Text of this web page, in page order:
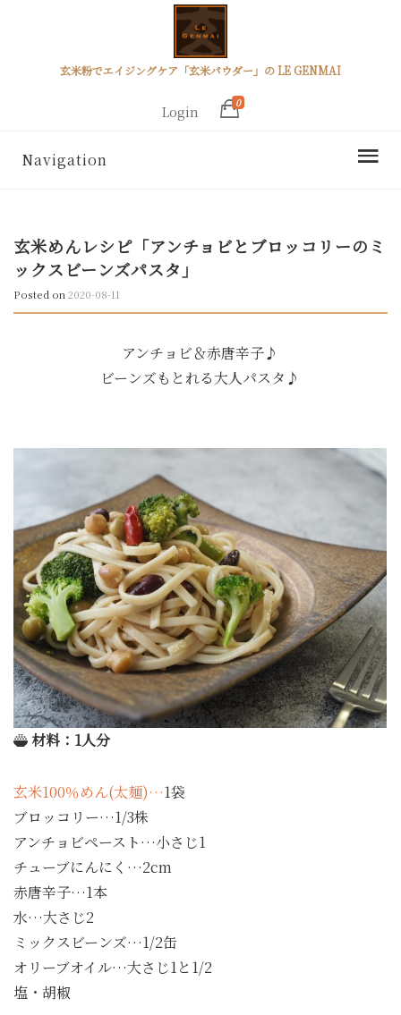
玄米粉でエイジングケア「玄米パウダー」の LE GENMAI
Login
0
Navigation
玄米めんレシピ「アンチョビとブロッコリーのミ
ックスビーンズパスタ」
Posted on2020-08-11
アンチョビ＆赤唐辛子♪
ビーンズもとれる大人パスタ♪
材料：1人分
玄米100％めん(太麺)…1袋
ブロッコリー…1/3株
アンチョビペースト…小さじ1
チューブにんにく…2cm
赤唐辛子…1本
水…大さじ2
ミックスビーンズ…1/2缶
オリーブオイル…大さじ1と1/2
塩・胡椒